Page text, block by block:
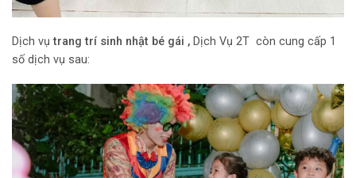
Dịch vụ trang trí sinh nhật bé gái , Dịch Vụ 2T còn cung cấp 1
số dịch vụ sau: